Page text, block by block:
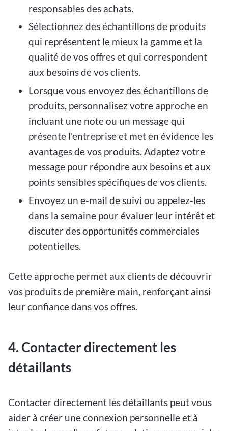
responsables des achats.
Sélectionnez des échantillons de produits
qui représentent le mieux la gamme et la
qualité de vos offres et qui correspondent
aux besoins de vos clients.
Lorsque vous envoyez des échantillons de
produits, personnalisez votre approche en
incluant une note ou un message qui
présente l'entreprise et met en évidence les
avantages de vos produits. Adaptez votre
message pour répondre aux besoins et aux
points sensibles spécifiques de vos clients.
Envoyez un e-mail de suivi ou appelez-les
dans la semaine pour évaluer leur intérêt et
discuter des opportunités commerciales
potentielles.
Cette approche permet aux clients de découvrir
vos produits de première main, renforçant ainsi
leur confiance dans vos offres.
4. Contacter directement les
détaillants
Contacter directement les détaillants peut vous
aider à créer une connexion personnelle et à